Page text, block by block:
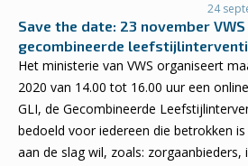
24
Save the date: 23 november
gecombineerde
Het ministerie van VWS organiseert
2020 van 14.00 tot 16.00 uur een
GLI, de Gecombineerde
bedoeld voor iedereen die betrokken
aan de slag wil, zoals: zorgaanbieders,